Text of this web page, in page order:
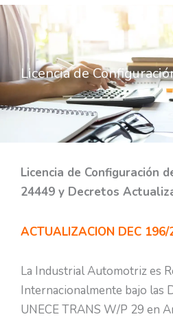
Licencia de
Licencia de Configuración
24449 y Decretos
ACTUALIZACION DEC 196/
La Industrial Automotriz es
Internacionalmente bajo las
UNECE TRANS W/P 29 en